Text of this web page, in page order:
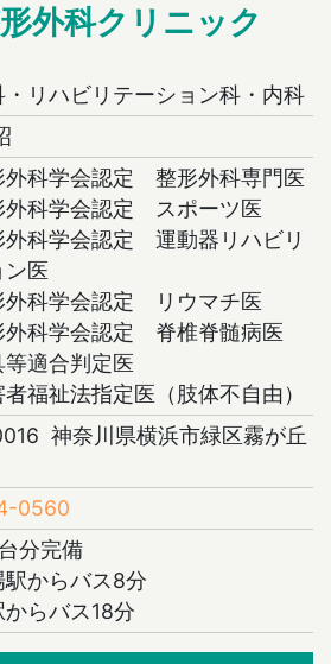
外科クリニック
リハビリテーション科・内科
外科学会認定 整形外科専門医
外科学会認定 スポーツ医
外科学会認定 運動器リハビリ
ン医
外科学会認定 リウマチ医
外科学会認定 脊椎脊髄病医
適合判定医
福祉法指定医（肢体不自由）
神奈川県横浜市緑区霧が丘
0560
分完備
からバス8分
らバス18分